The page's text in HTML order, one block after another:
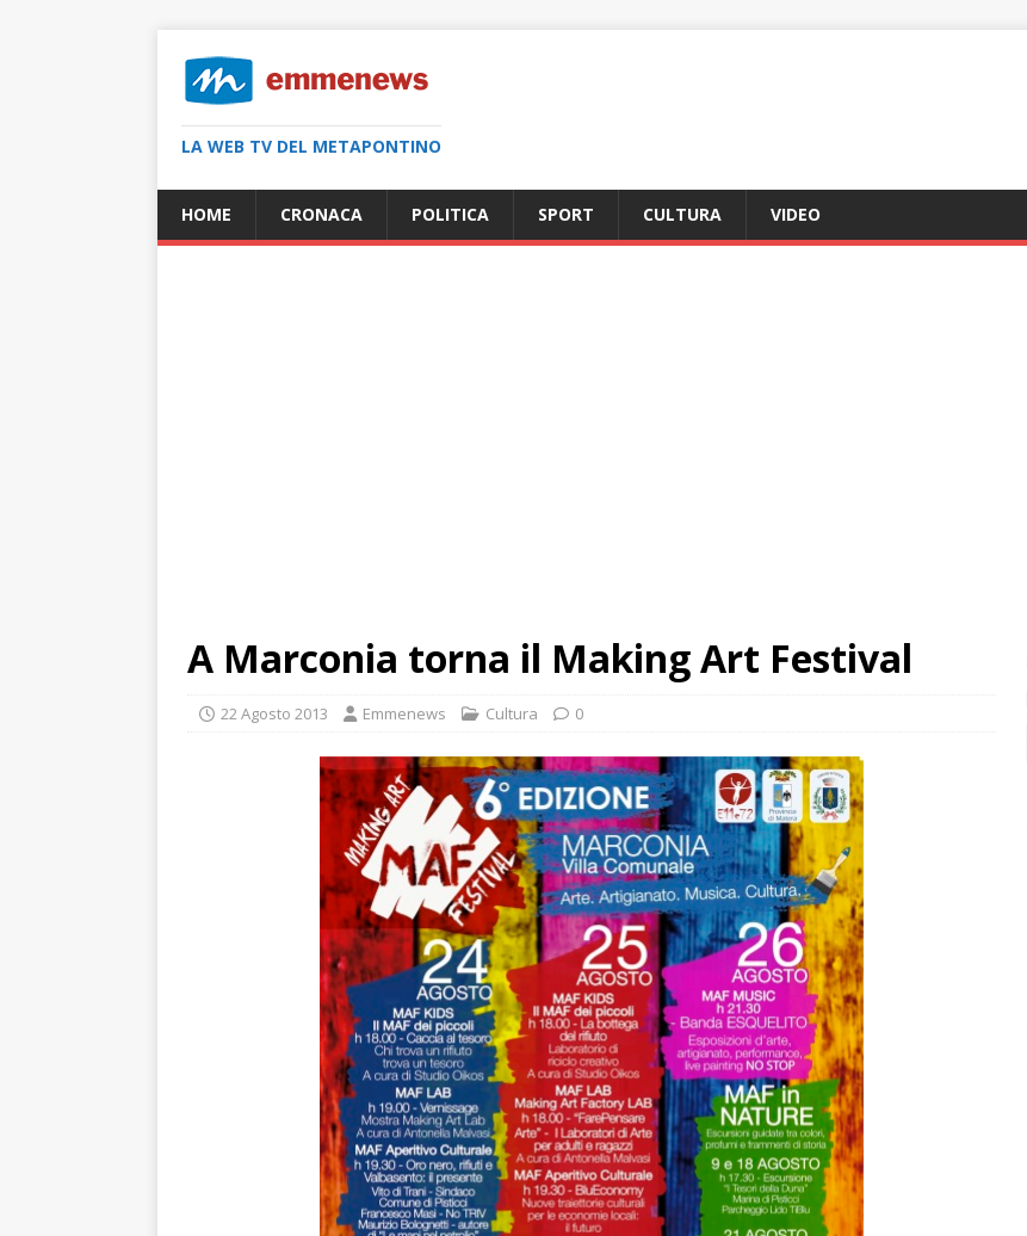
LA WEB TV DEL METAPONTINO
HOME CRONACA POLITICA SPORT CULTURA VIDEO
A Marconia torna il Making Art Festival
22 Agosto 2013 Emmenews Cultura 0